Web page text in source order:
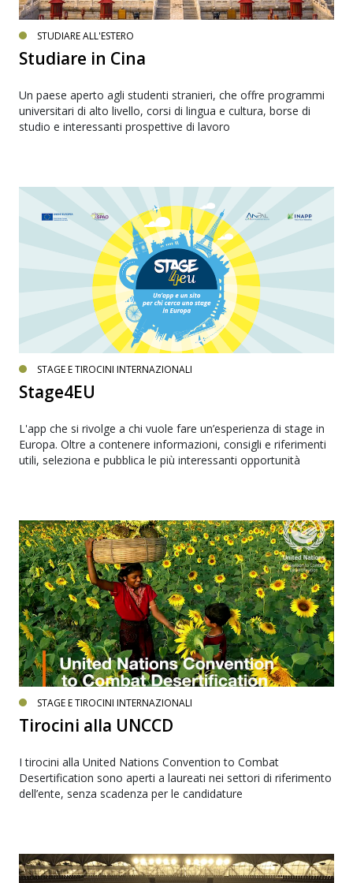
STUDIARE ALL'ESTERO
Studiare in Cina
Un paese aperto agli studenti stranieri, che offre programmi
universitari di alto livello, corsi di lingua e cultura, borse di
studio e interessanti prospettive di lavoro
STAGE E TIROCINI INTERNAZIONALI
Stage4EU
L'app che si rivolge a chi vuole fare un’esperienza di stage in
Europa. Oltre a contenere informazioni, consigli e riferimenti
utili, seleziona e pubblica le più interessanti opportunità
STAGE E TIROCINI INTERNAZIONALI
Tirocini alla UNCCD
I tirocini alla United Nations Convention to Combat
Desertification sono aperti a laureati nei settori di riferimento
dell’ente, senza scadenza per le candidature